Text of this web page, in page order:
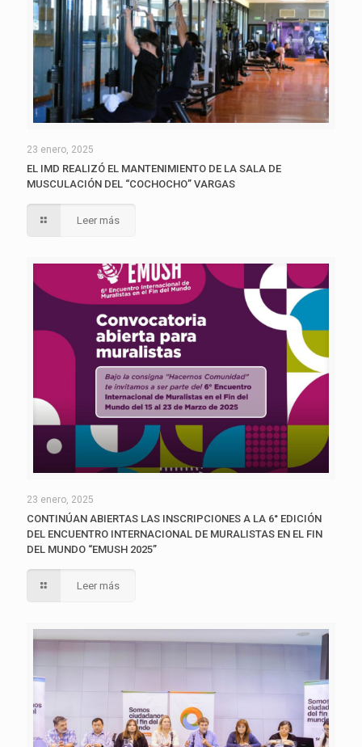
23 enero, 2025
EL IMD REALIZÓ EL MANTENIMIENTO DE LA SALA DE
MUSCULACIÓN DEL “COCHOCHO” VARGAS
Leer más
23 enero, 2025
CONTINÚAN ABIERTAS LAS INSCRIPCIONES A LA 6° EDICIÓN
DEL ENCUENTRO INTERNACIONAL DE MURALISTAS EN EL FIN
DEL MUNDO “EMUSH 2025”
Leer más